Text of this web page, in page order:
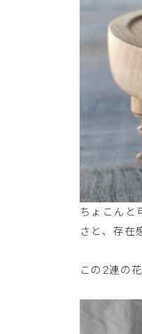
ちょこんと
さと、存在
この2連の